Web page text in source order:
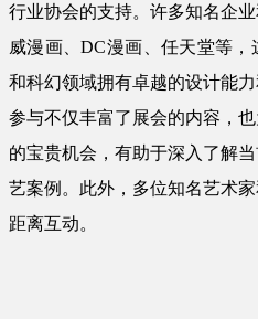
行业协会的支持。许多知名企
威漫画、DC漫画、任天堂等
和科幻领域拥有卓越的设计能
参与不仅丰富了展会的内容，
的宝贵机会，有助于深入了解
艺案例。此外，多位知名艺术
距离互动。